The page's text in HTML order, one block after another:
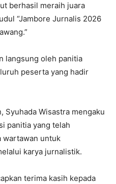
berhasil meraih juara
“Jambore Jurnalis 2026
langsung oleh panitia
peserta yang hadir
Syuhada Wisastra mengaku
panitia yang telah
wartawan untuk
karya jurnalistik.
terima kasih kepada